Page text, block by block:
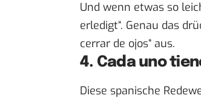
Und wenn etwas so
erledigt“. Genau das
cerrar de ojos“ aus.
4. Cada uno
Diese spanische